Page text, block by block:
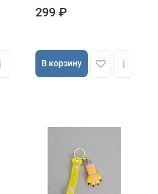
299 ₽
В корзину